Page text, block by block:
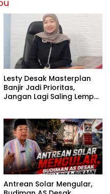
Lesty Desak Masterplan
Banjir Jadi Prioritas,
Jangan Lagi Saling Lempar
Antrean Solar Mengular,